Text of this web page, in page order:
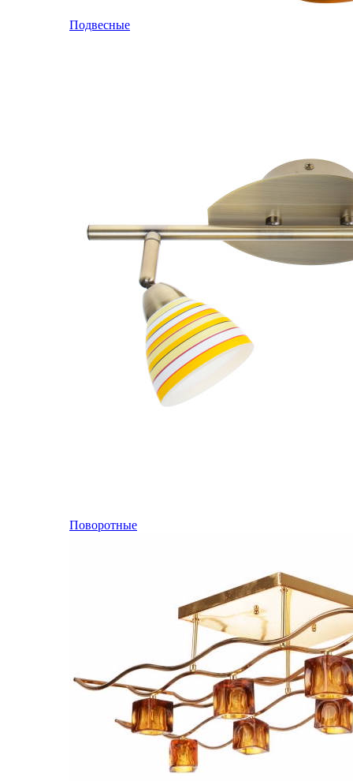
Подвесные
Поворотные